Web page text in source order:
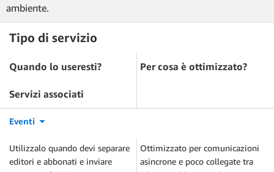
ambiente.
Tipo di servizio
Quando lo useresti? Per cosa è ottimizzato?
Servizi associati
Eventi
Utilizzalo quando devi separare
editori e abbonati e inviare
Ottimizzato per comunicazioni
asincrone e poco collegate tra